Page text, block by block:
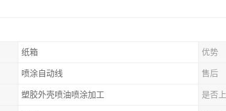
纸箱 优势
喷涂自动线 售后
塑胶外壳喷油喷涂加工 是否上